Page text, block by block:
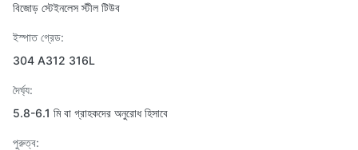
বিজোড় স্টেইনলেস স্টীল টিউব
ইস্পাত গ্রেড:
304 A312 316L
দৈর্ঘ্য:
5.8-6.1 মি বা গ্রাহকদের অনুরোধ হিসাবে
পুরুত্ব: